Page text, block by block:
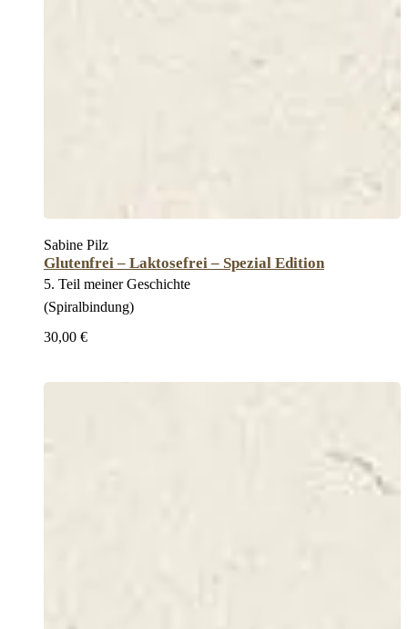
Sabine Pilz
Glutenfrei – Laktosefrei – Spezial Edition
5. Teil meiner Geschichte
(Spiralbindung)
30,00 €